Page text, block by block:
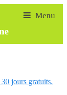
jours gratuits.